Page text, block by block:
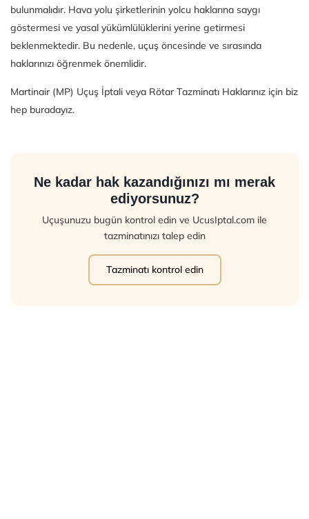
bulunmalıdır. Hava yolu şirketlerinin yolcu haklarına saygı
göstermesi ve yasal yükümlülüklerini yerine getirmesi
beklenmektedir. Bu nedenle, uçuş öncesinde ve sırasında
haklarınızı öğrenmek önemlidir.
Martinair (MP) Uçuş İptali veya Rötar Tazminatı Haklarınız için biz
hep buradayız.
Ne kadar hak kazandığınızı mı merak
ediyorsunuz?
Uçuşunuzu bugün kontrol edin ve UcusIptal.com ile
tazminatınızı talep edin
Tazminatı kontrol edin